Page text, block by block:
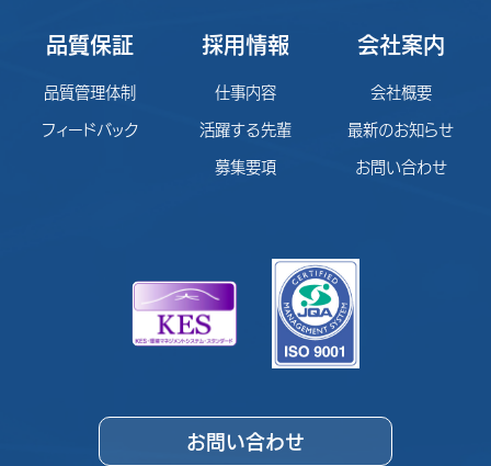
品質保証
品質管理体制
フィードバック
採用情報
仕事内容
活躍する先輩
募集要項
会社案内
会社概要
最新のお知らせ
お問い合わせ
お問い合わせ